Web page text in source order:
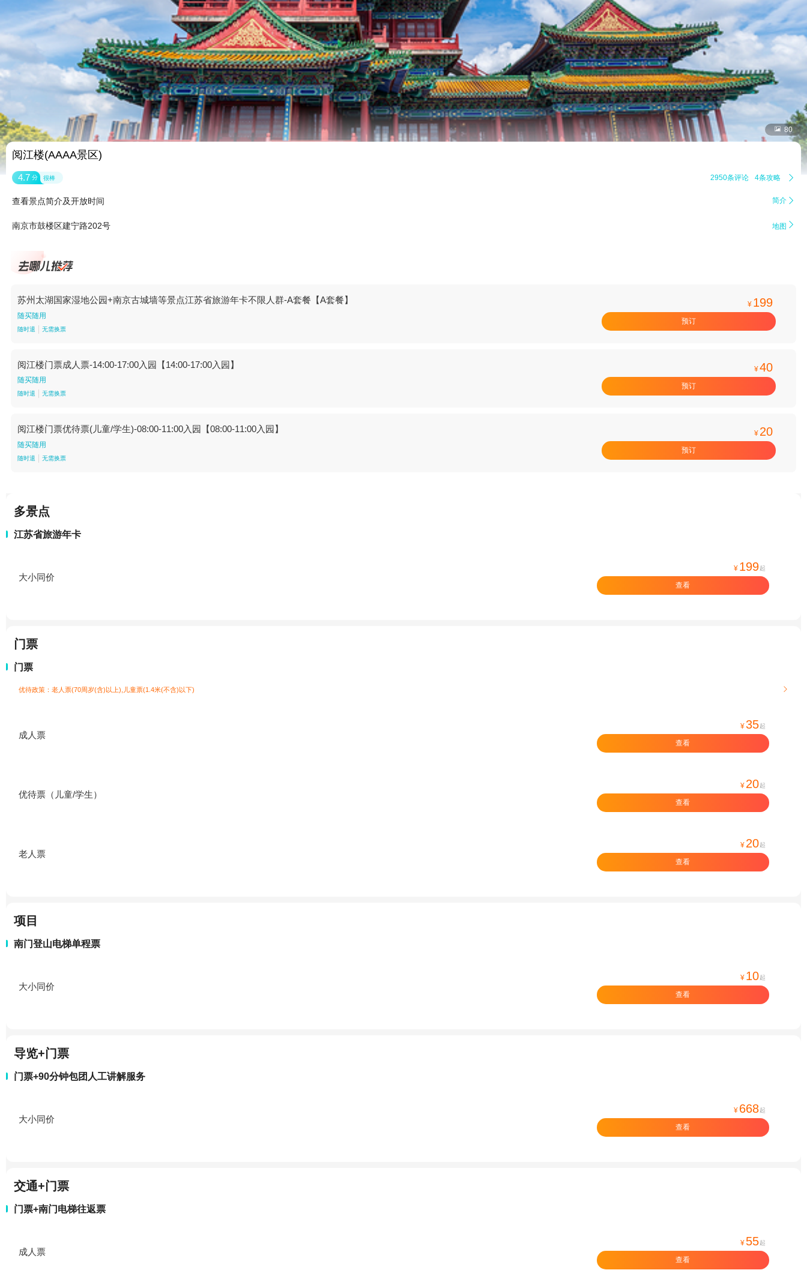
 80
阅江楼(AAAA景区)
4.7 分 很棒 2950条评论 4条攻略 
查看景点简介及开放时间 简介 
南京市鼓楼区建宁路202号 地图 
苏州太湖国家湿地公园+南京古城墙等景点江苏省旅游年卡不限人群-A套餐【A套餐】
随买随用
随时退 无需换票
¥ 199
预订
阅江楼门票成人票-14:00-17:00入园【14:00-17:00入园】
随买随用
随时退 无需换票
¥40
预订
阅江楼门票优待票(儿童/学生)-08:00-11:00入园【08:00-11:00入园】
随买随用
随时退 无需换票
¥ 20
预订
多景点
江苏省旅游年卡
大小同价
¥ 199 起
查看
门票
门票
优待政策：老人票(70周岁(含)以上),儿童票(1.4米(不含)以下) 
成人票
¥35 起
查看
优待票（儿童/学生）
¥ 20 起
查看
老人票
¥ 20 起
查看
项目
南门登山电梯单程票
大小同价
¥ 10 起
查看
导览+门票
门票+90分钟包团人工讲解服务
大小同价
¥ 668 起
查看
交通+门票
门票+南门电梯往返票
成人票
¥ 55 起
查看